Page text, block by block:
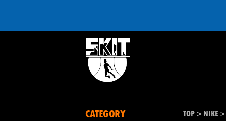
CATEGORY TOP > NIKE >